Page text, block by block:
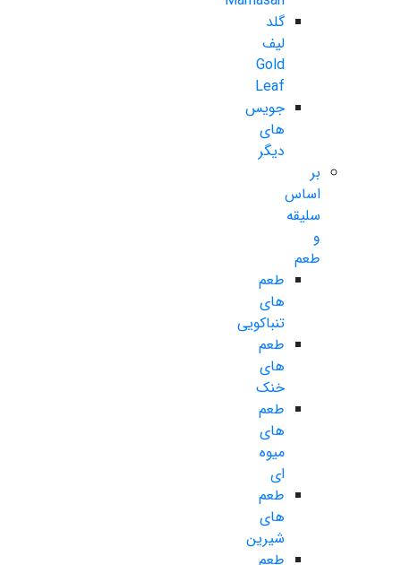
گلد
لیف
Gold
Leaf
جویس
های
دیگر
بر
اساس
سلیقه
و
طعم
طعم
های
تنباکویی
طعم
های
خنک
طعم
های
میوه
ای
طعم
های
شیرین
طعم